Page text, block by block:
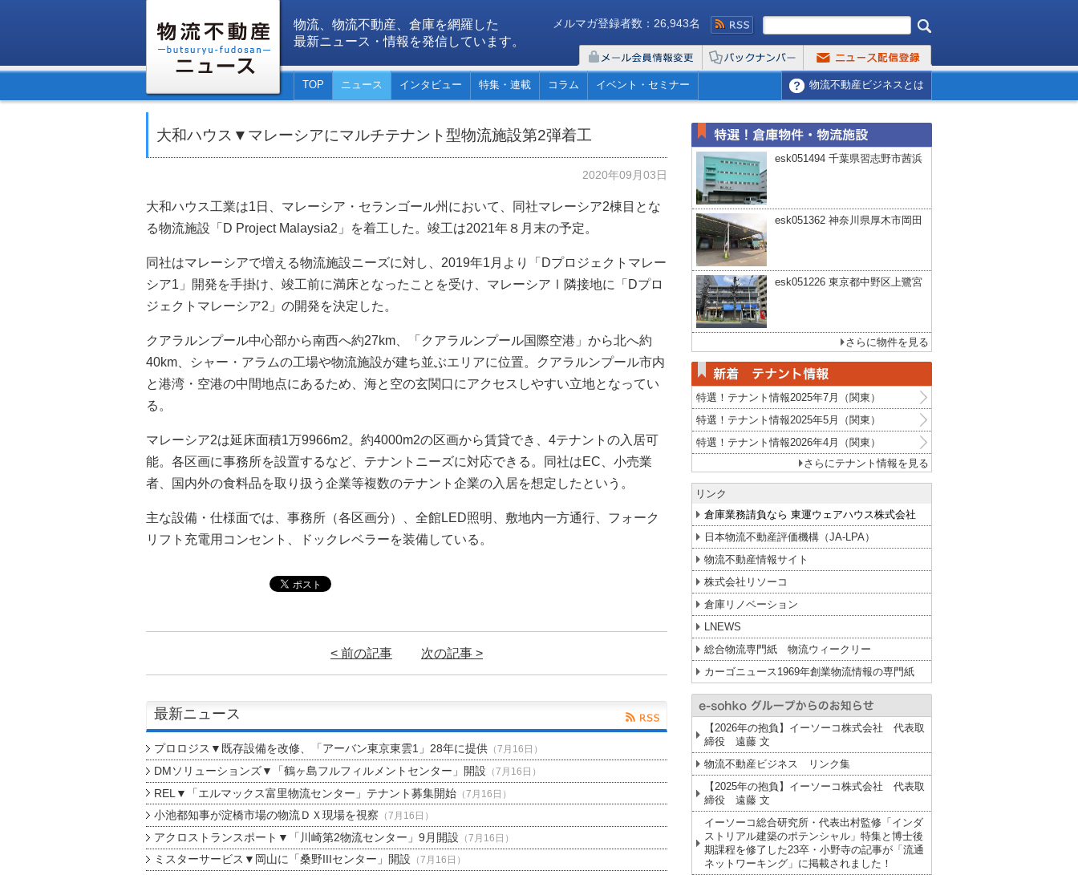
物流、物流不動産、倉庫を網羅した
最新ニュース・情報を発信しています。
メルマガ登録者数：26,943名
TOP ニュース インタビュー 特集・連載 コラム イベント・セミナー 物流不動産ビジネスとは
大和ハウス▼マレーシアにマルチテナント型物流施設第2弾着工
2020年09月03日
大和ハウス工業は1日、マレーシア・セランゴール州において、同社マレーシア2棟目とな
る物流施設「D Project Malaysia2」を着工した。竣工は2021年８月末の予定。
同社はマレーシアで増える物流施設ニーズに対し、2019年1月より「Dプロジェクトマレー
シア1」開発を手掛け、竣工前に満床となったことを受け、マレーシアⅠ隣接地に「Dプロ
ジェクトマレーシア2」の開発を決定した。
クアラルンプール中心部から南西へ約27km、「クアラルンプール国際空港」から北へ約
40km、シャー・アラムの工場や物流施設が建ち並ぶエリアに位置。クアラルンプール市内
と港湾・空港の中間地点にあるため、海と空の玄関口にアクセスしやすい立地となってい
る。
マレーシア2は延床面積1万9966m2。約4000m2の区画から賃貸でき、4テナントの入居可
能。各区画に事務所を設置するなど、テナントニーズに対応できる。同社はEC、小売業
者、国内外の食料品を取り扱う企業等複数のテナント企業の入居を想定したという。
主な設備・仕様面では、事務所（各区画分）、全館LED照明、敷地内一方通行、フォーク
リフト充電用コンセント、ドックレベラーを装備している。
< 前の記事 次の記事 >
最新ニュース
プロロジス▼既存設備を改修、「アーバン東京東雲1」28年に提供（7月16日）
DMソリューションズ▼「鶴ヶ島フルフィルメントセンター」開設 （7月16日）
REL▼「エルマックス富里物流センター」テナント募集開始（7月16日）
小池都知事が淀橋市場の物流ＤＸ現場を視察 （7月16日）
アクロストランスポート▼「川崎第2物流センター」9月開設 （7月16日）
ミスターサービス▼岡山に「桑野IIIセンター」開設 （7月16日）
esk051494 千葉県習志野市茜浜
esk051362 神奈川県厚木市岡田
esk051226 東京都中野区上鷺宮
さらに物件を見る
特選！テナント情報2025年7月（関東）
特選！テナント情報2025年5月（関東）
特選！テナント情報2026年4月（関東）
さらにテナント情報を見る
リンク
倉庫業務請負なら 東運ウェアハウス株式会社
日本物流不動産評価機構（JA-LPA）
物流不動産情報サイト
株式会社リソーコ
倉庫リノベーション
LNEWS
総合物流専門紙 物流ウィークリー
カーゴニュース1969年創業物流情報の専門紙
【2026年の抱負】イーソーコ株式会社 代表取
締役 遠藤 文
物流不動産ビジネス リンク集
【2025年の抱負】イーソーコ株式会社 代表取
締役 遠藤 文
イーソーコ総合研究所・代表出村監修「インダ
ストリアル建築のポテンシャル」特集と博士後
期課程を修了した23卒・小野寺の記事が「流通
ネットワーキング」に掲載されました！